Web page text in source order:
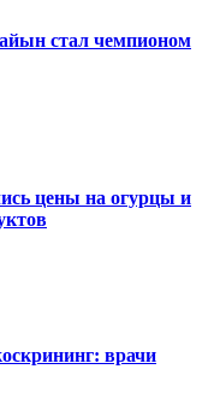
стал чемпионом
цены на огурцы и
врачи